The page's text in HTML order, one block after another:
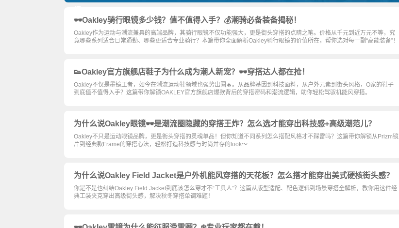
🕶️Oakley骑行眼镜多少钱？值不值得入手？💰潮骑必备装备揭秘！
Oakley作为运动与潮流兼具的高端品牌，其骑行眼镜不仅功能强大，更是街头穿搭的点睛之笔。价格从千元到近万元不等，究
竟哪些系列适合日常通勤、哪些更适合专业骑行？本篇带你全面解析Oakley骑行眼镜的价值所在，帮你选对每一副“高能装备”！
👟Oakley官方旗舰店鞋子为什么成为潮人新宠？🕶️穿搭达人都在抢！
Oakley不仅是墨镜王者，如今在潮流运动鞋领域也强势出圈🔥。从品牌基因到科技面料，从户外元素到街头风格，O家的鞋子
到底值不值得入手？这篇带你解锁OAKLEY官方旗舰店爆款背后的穿搭密码和潮流逻辑，助你轻松驾驭机能风穿搭。
为什么说Oakley眼镜🕶️是潮流圈隐藏的穿搭王炸？怎么选才能穿出科技感+高级潮范儿？
Oakley不只是运动眼镜品牌，更是街头穿搭的灵魂单品！但你知道不同系列怎么搭配风格才不踩雷吗？这篇带你解锁从Prizm镜
片到经典款Frame的穿搭心法，轻松打造科技感与时尚并存的look～
为什么说Oakley Field Jacket是户外机能风穿搭的天花板？怎么搭才能穿出美式硬核街头感？
你是不是也纠结Oakley Field Jacket到底该怎么穿才不“工具人”？这篇从版型适配、配色逻辑到场景穿搭全解析，教你用这件经
典工装夹克穿出高级街头感，解决秋冬穿搭单调难题！